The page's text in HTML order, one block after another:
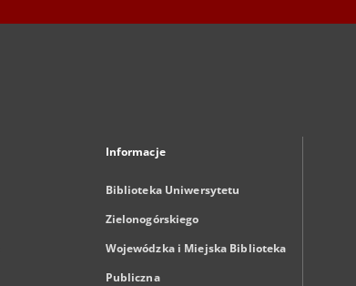
Informacje
Biblioteka Uniwersytetu
Zielonogórskiego
Wojewódzka i Miejska Biblioteka
Publiczna